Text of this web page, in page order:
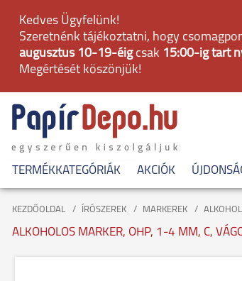
Kedves Ügyfelünk!
Szeretnénk tájékoztatni, hogy
augusztus 10-19-éig csak 15:00-ig tart
Megértését köszönjük!
TERMÉKKATEGÓRIÁK AKCIÓK
KEZDŐOLDAL ÍRÓSZEREK MARKEREK
ALKOHOLOS MARKER, OHP, 1-4 MM, C,